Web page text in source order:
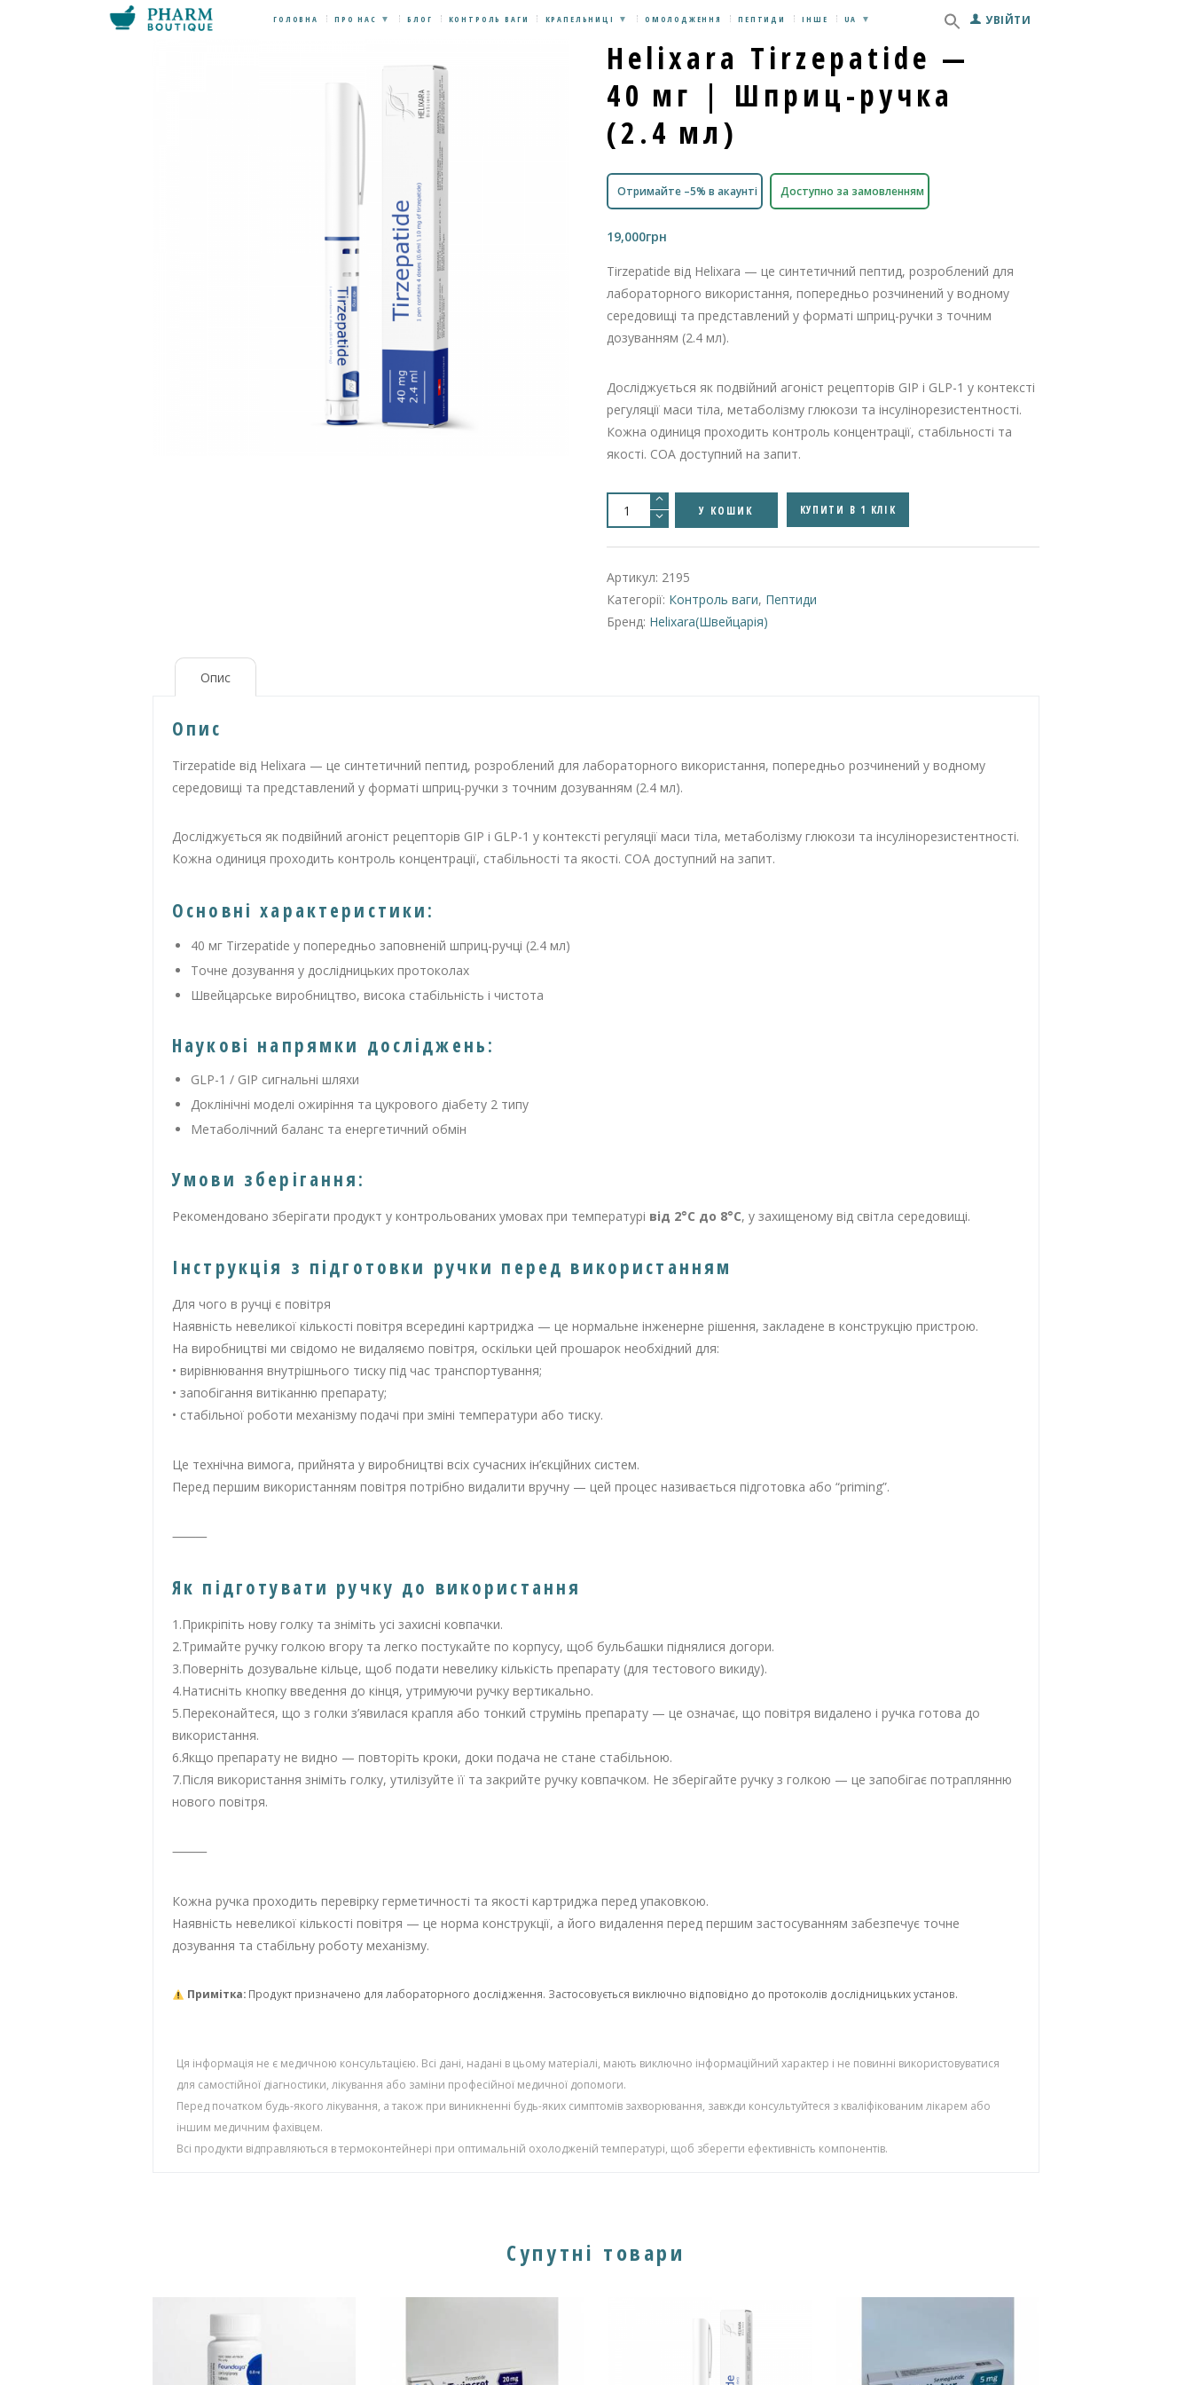
ГОЛОВНА ПРО НАС БЛОГ КОНТРОЛЬ ВАГИ КРАПЕЛЬНИЦІ ОМОЛОДЖЕННЯ ПЕПТИДИ ІНШЕ UA УВІЙТИ
Helixara Tirzepatide —
40 мг | Шприц-ручка
(2.4 мл)
Отримайте –5% в акаунті Доступно за замовленням
19,000грн
Tirzepatide від Helixara — це синтетичний пептид, розроблений для
лабораторного використання, попередньо розчинений у водному
середовищі та представлений у форматі шприц-ручки з точним
дозуванням (2.4 мл).
Досліджується як подвійний агоніст рецепторів GIP і GLP-1 у контексті
регуляції маси тіла, метаболізму глюкози та інсулінорезистентності.
Кожна одиниця проходить контроль концентрації, стабільності та
якості. COA доступний на запит.
Helixara
Tirzepatide
—
|
ручка
(2.4 мл)
кількість
У КОШИК КУПИТИ В 1 КЛІК
Артикул: 2195
Категорії: Контроль ваги, Пептиди
Бренд: Helixara(Швейцарія)
Опис
Опис
Tirzepatide від Helixara — це синтетичний пептид, розроблений для лабораторного використання, попередньо розчинений у водному
середовищі та представлений у форматі шприц-ручки з точним дозуванням (2.4 мл).
Досліджується як подвійний агоніст рецепторів GIP і GLP-1 у контексті регуляції маси тіла, метаболізму глюкози та інсулінорезистентності.
Кожна одиниця проходить контроль концентрації, стабільності та якості. COA доступний на запит.
Основні характеристики:
40 мг Tirzepatide у попередньо заповненій шприц-ручці (2.4 мл)
Точне дозування у дослідницьких протоколах
Швейцарське виробництво, висока стабільність і чистота
Наукові напрямки досліджень:
GLP-1 / GIP сигнальні шляхи
Доклінічні моделі ожиріння та цукрового діабету 2 типу
Метаболічний баланс та енергетичний обмін
Умови зберігання:
Рекомендовано зберігати продукт у контрольованих умовах при температурі від 2°C до 8°C, у захищеному від світла середовищі.
Інструкція з підготовки ручки перед використанням
Для чого в ручці є повітря
Наявність невеликої кількості повітря всередині картриджа — це нормальне інженерне рішення, закладене в конструкцію пристрою.
На виробництві ми свідомо не видаляємо повітря, оскільки цей прошарок необхідний для:
• вирівнювання внутрішнього тиску під час транспортування;
• запобігання витіканню препарату;
• стабільної роботи механізму подачі при зміні температури або тиску.
Це технічна вимога, прийнята у виробництві всіх сучасних ін’єкційних систем.
Перед першим використанням повітря потрібно видалити вручну — цей процес називається підготовка або “priming”.
⸻
Як підготувати ручку до використання
1.Прикріпіть нову голку та зніміть усі захисні ковпачки.
2.Тримайте ручку голкою вгору та легко постукайте по корпусу, щоб бульбашки піднялися догори.
3.Поверніть дозувальне кільце, щоб подати невелику кількість препарату (для тестового викиду).
4.Натисніть кнопку введення до кінця, утримуючи ручку вертикально.
5.Переконайтеся, що з голки з’явилася крапля або тонкий струмінь препарату — це означає, що повітря видалено і ручка готова до
використання.
6.Якщо препарату не видно — повторіть кроки, доки подача не стане стабільною.
7.Після використання зніміть голку, утилізуйте її та закрийте ручку ковпачком. Не зберігайте ручку з голкою — це запобігає потраплянню
нового повітря.
⸻
Кожна ручка проходить перевірку герметичності та якості картриджа перед упаковкою.
Наявність невеликої кількості повітря — це норма конструкції, а його видалення перед першим застосуванням забезпечує точне
дозування та стабільну роботу механізму.
Примітка:Продукт призначено для лабораторного дослідження. Застосовується виключно відповідно до протоколів дослідницьких установ.
Ця інформація не є медичною консультацією. Всі дані, надані в цьому матеріалі, мають виключно інформаційний характер і не повинні використовуватися
для самостійної діагностики, лікування або заміни професійної медичної допомоги.
Перед початком будь-якого лікування, а також при виникненні будь-яких симптомів захворювання, завжди консультуйтеся з кваліфікованим лікарем або
іншим медичним фахівцем.
Всі продукти відправляються в термоконтейнері при оптимальній охолодженій температурі, щоб зберегти ефективність компонентів.
Супутні товари